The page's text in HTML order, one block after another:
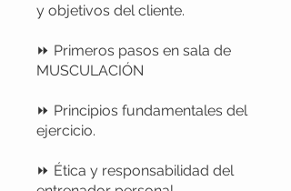
y objetivos del cliente.
⏩ Primeros pasos en sala de
MUSCULACIÓN
⏩ Principios fundamentales del
ejercicio.
⏩ Ética y responsabilidad del